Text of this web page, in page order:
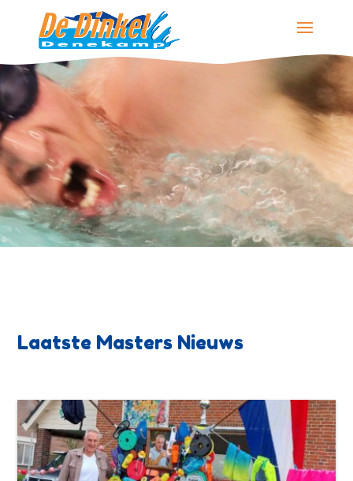
Laatste Masters Nieuws